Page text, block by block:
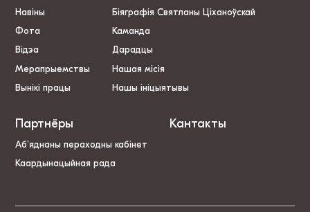
Навіны
Фота
Відэа
Мерапрыемствы
Вынікі працы
Біяграфія Святланы Ціханоўскай
Каманда
Дарадцы
Нашая місія
Нашы ініцыятывы
Партнёры
Аб’яднаны пераходны кабінет
Каардынацыйная рада
Кантакты